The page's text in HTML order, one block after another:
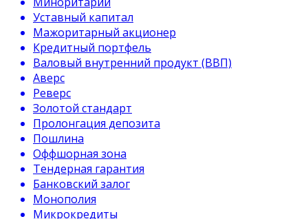
Уставный капитал
Мажоритарный акционер
Кредитный портфель
Валовый внутренний продукт (ВВП)
Аверс
Реверс
Золотой стандарт
Пролонгация депозита
Пошлина
Оффшорная зона
Тендерная гарантия
Банковский залог
Монополия
Микрокредиты